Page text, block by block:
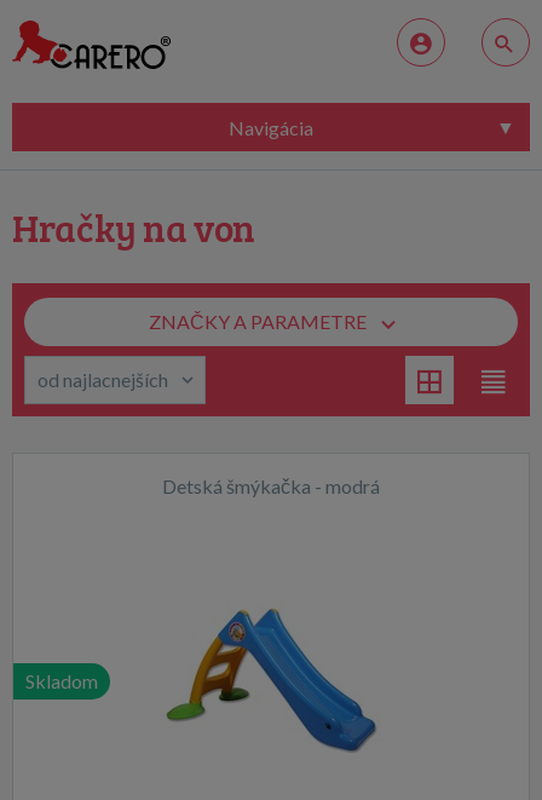
Navigácia
Hračky na von
ZNAČKY A PARAMETRE
Detská šmýkačka - modrá
Skladom